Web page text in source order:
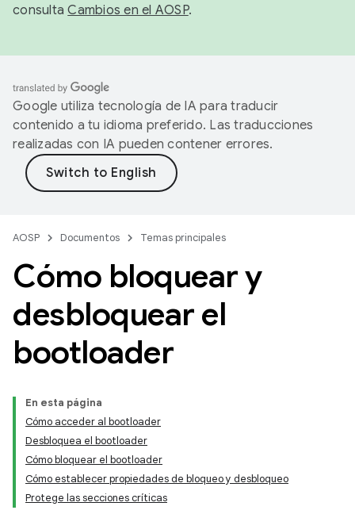
consultaCambios en el AOSP.
Google utiliza tecnología de IA para traducir
contenido a tu idioma preferido. Las traducciones
realizadas con IA pueden contener errores.
AOSP Documentos Temas principales
Cómo bloquear y
desbloquear el
bootloader
En esta página
Cómo acceder al bootloader
Desbloquea el bootloader
Cómo bloquear el bootloader
Cómo establecer propiedades de bloqueo y desbloqueo
Protege las secciones críticas